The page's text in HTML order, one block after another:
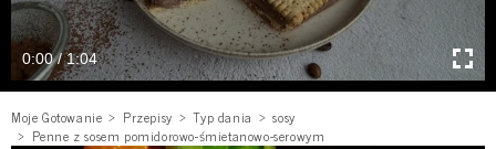
0:00 / 1:04
Moje Gotowanie Przepisy Typ dania
sosy
Penne z sosem pomidorowo-śmietanowo-serowym